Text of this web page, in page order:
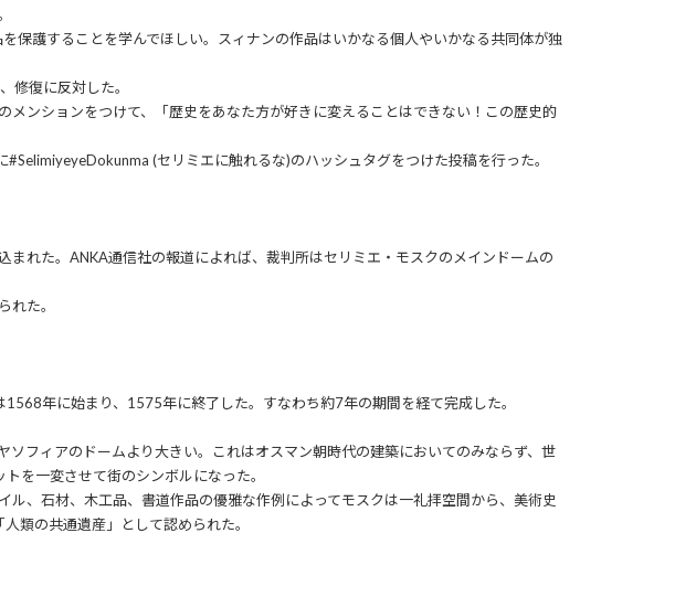
保護することを学んでほしい。スィナンの作品はいかなる個人やいかなる共同体が独
修復に反対した。
ンションをつけて、「歴史をあなた方が好きに変えることはできない！この歴史的
(セリミエに触れるな)のハッシュタグをつけた投稿を行った。
れた。ANKA通信社の報道によれば、裁判所はセリミエ・モスクのメインドームの
れた。
年に始まり、1575年に終了した。すなわち約7年の期間を経て完成した。
フィアのドームより大きい。これはオスマン朝時代の建築においてのみならず、世
を一変させて街のシンボルになった。
、石材、木工品、書道作品の優雅な作例によってモスクは一礼拝空間から、美術史
類の共通遺産」として認められた。